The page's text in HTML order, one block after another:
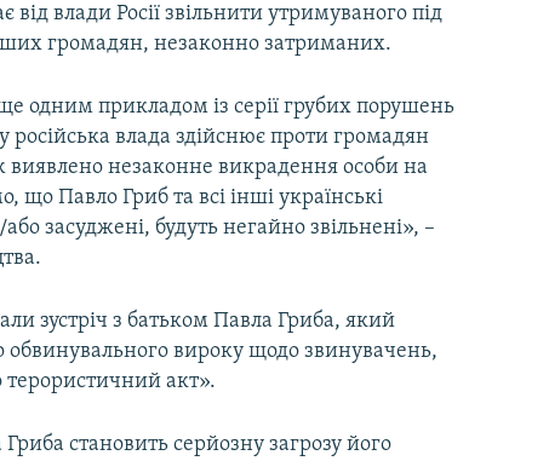
влади Росії звільнити утримуваного під
громадян, незаконно затриманих.
одним прикладом із серії грубих порушень
влада здійснює проти громадян
виявлено незаконне викрадення особи на
що Павло Гриб та всі інші українські
засуджені, будуть негайно звільнені», –
зустріч з батьком Павла Гриба, який
обвинувального вироку щодо звинувачень,
акт».
становить серйозну загрозу його